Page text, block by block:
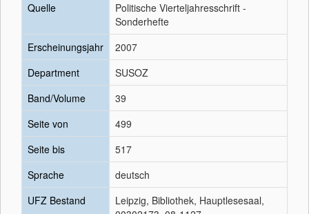
Quelle
Politische Vierteljahresschrift -
Sonderhefte
Erscheinungsjahr
2007
Department
SUSOZ
Band/Volume
39
Seite von
499
Seite bis
517
Sprache
deutsch
UFZ Bestand
Leipzig, Bibliothek, Hauptlesesaal,